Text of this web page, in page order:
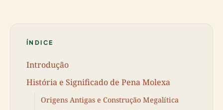
ÍNDICE
Introdução
História e Significado de Pena Molexa
Origens Antigas e Construção Megalítica